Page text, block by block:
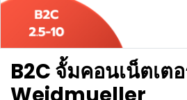
B2C จั้มคอนเน็ตเต